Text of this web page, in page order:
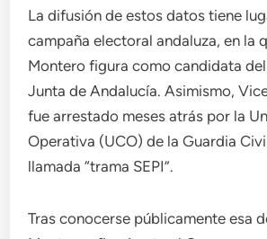
La difusión de estos datos tiene
campaña electoral andaluza, en la
Montero figura como candidata del
Junta de Andalucía. Asimismo,
fue arrestado meses atrás por la
Operativa (UCO) de la Guardia
llamada “trama SEPI”.
Tras conocerse públicamente esa